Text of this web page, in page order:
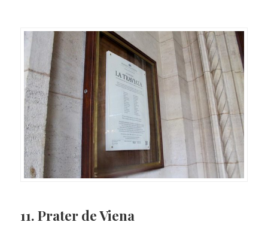
11. Prater de Viena